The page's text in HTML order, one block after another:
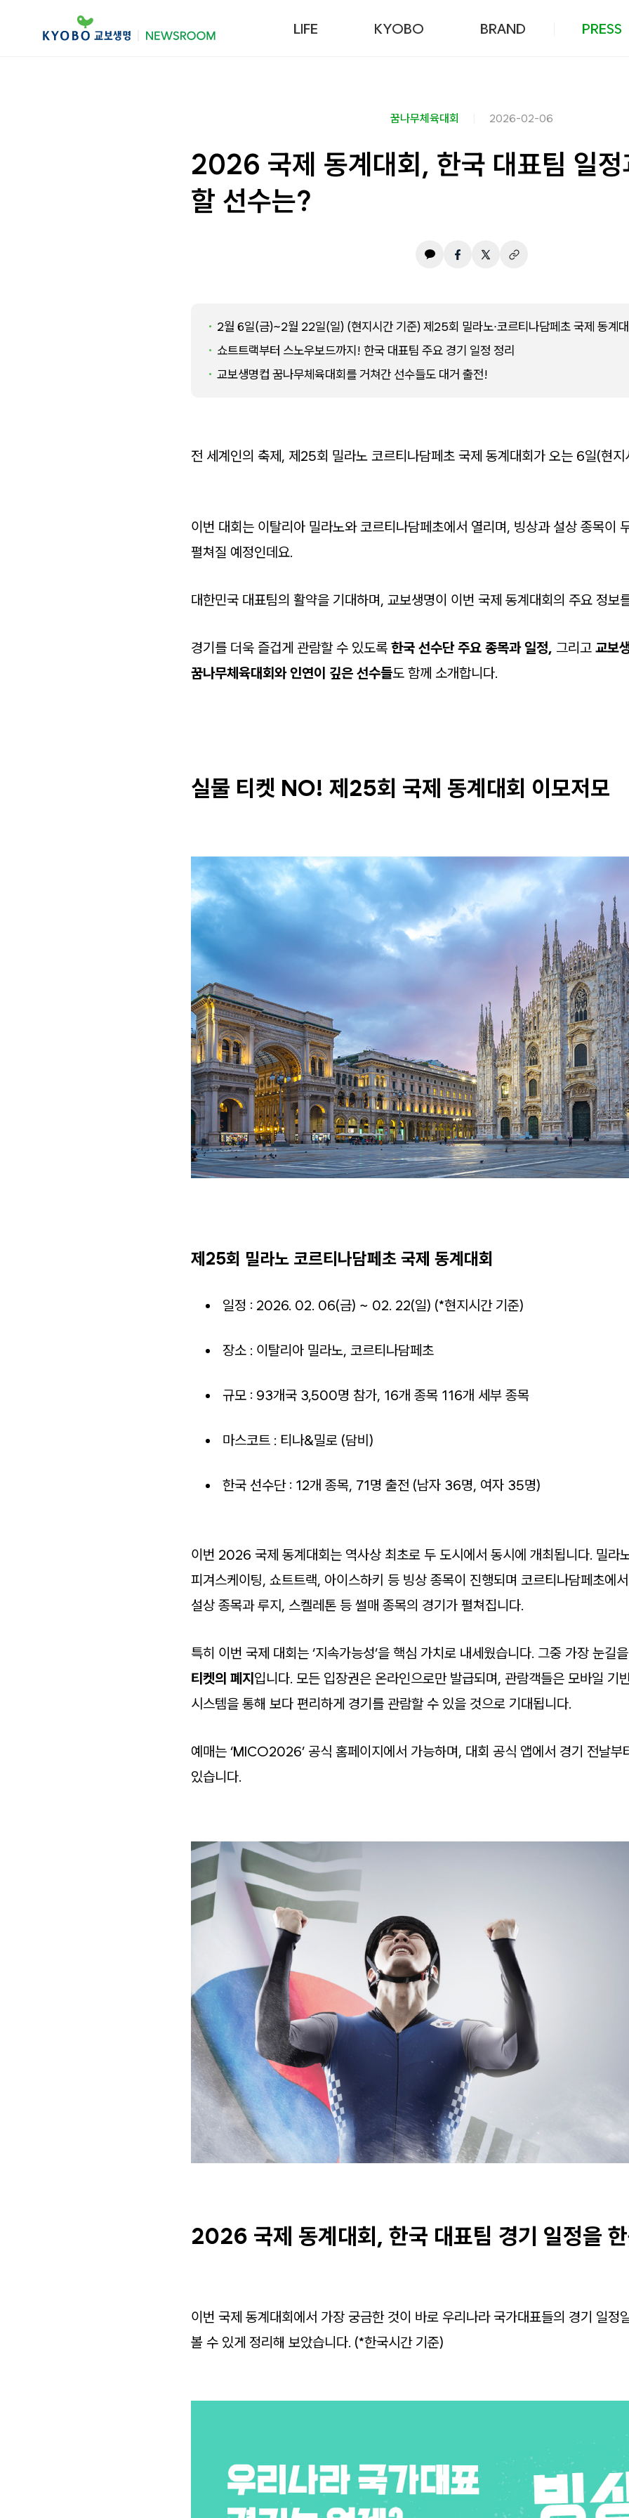
LIFE KYOBO BRAND PRESS
꿈나무체육대회 2026-02-06
2026 국제 동계대회, 한국 대표팀 일정
할 선수는?
2월 6일(금)~2월 22일(일) (현지시간 기준) 제25회 밀라노∙코르티나담페초 국제 동계
쇼트트랙부터 스노우보드까지! 한국 대표팀 주요 경기 일정 정리
교보생명컵 꿈나무체육대회를 거쳐간 선수들도 대거 출전!
전 세계인의 축제, 제25회 밀라노 코르티나담페초 국제 동계대회가 오는 6일(현
이번 대회는 이탈리아 밀라노와 코르티나담페초에서 열리며, 빙상과 설상 종목이
펼쳐질 예정인데요.
대한민국 대표팀의 활약을 기대하며, 교보생명이 이번 국제 동계대회의 주요 정보
경기를 더욱 즐겁게 관람할 수 있도록 한국 선수단 주요 종목과 일정, 그리고 교보
꿈나무체육대회와 인연이 깊은 선수들도 함께 소개합니다.
실물 티켓 NO! 제25회 국제 동계대회 이모저모
제25회 밀라노 코르티나담페초 국제 동계대회
일정 : 2026. 02. 06(금) ~ 02. 22(일) (*현지시간 기준)
장소 : 이탈리아 밀라노, 코르티나담페초
규모 : 93개국 3,500명 참가, 16개 종목 116개 세부 종목
마스코트 : 티나&밀로 (담비)
한국 선수단 : 12개 종목, 71명 출전 (남자 36명, 여자 35명)
이번 2026 국제 동계대회는 역사상 최초로 두 도시에서 동시에 개최됩니다. 밀라
피겨스케이팅, 쇼트트랙, 아이스하키 등 빙상 종목이 진행되며 코르티나담페초에
설상 종목과 루지, 스켈레톤 등 썰매 종목의 경기가 펼쳐집니다.
특히 이번 국제 대회는 ‘지속가능성’을 핵심 가치로 내세웠습니다. 그중 가장 눈길
티켓의 폐지 입니다. 모든 입장권은 온라인으로만 발급되며, 관람객들은 모바일 기
시스템을 통해 보다 편리하게 경기를 관람할 수 있을 것으로 기대됩니다.
예매는 ‘MICO2026’ 공식 홈페이지에서 가능하며, 대회 공식 앱에서 경기 전날부
있습니다.
2026 국제 동계대회, 한국 대표팀 경기 일정을
이번 국제 동계대회에서 가장 궁금한 것이 바로 우리나라 국가대표들의 경기 일정
볼 수 있게 정리해 보았습니다. (*한국시간 기준)